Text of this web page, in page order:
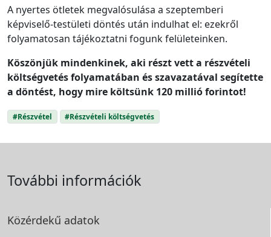
A nyertes ötletek megvalósulása a szeptemberi
képviselő-testületi döntés után indulhat el: ezekről
folyamatosan tájékoztatni fogunk felületeinken.
Köszönjük mindenkinek, aki részt vett a részvételi
költségvetés folyamatában és szavazatával segítette
a döntést, hogy mire költsünk 120 millió forintot!
#Részvétel #Részvételi költségvetés
További információk
Közérdekű adatok